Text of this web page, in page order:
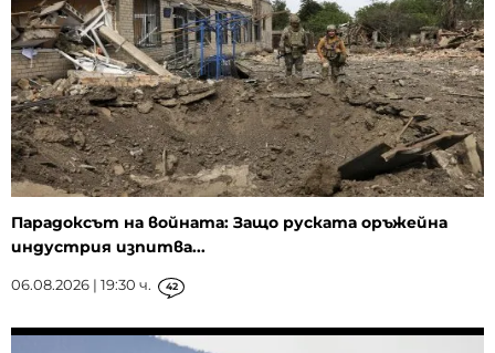
Парадоксът на войната: Защо руската оръжейна
индустрия изпитва...
06.08.2026 | 19:30 ч. 42